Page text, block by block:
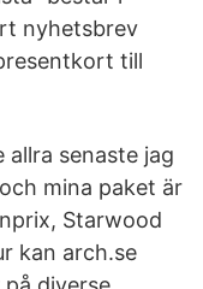
nyhetsbrev
till
allra senaste jag
mina paket är
Starwood
kan arch.se